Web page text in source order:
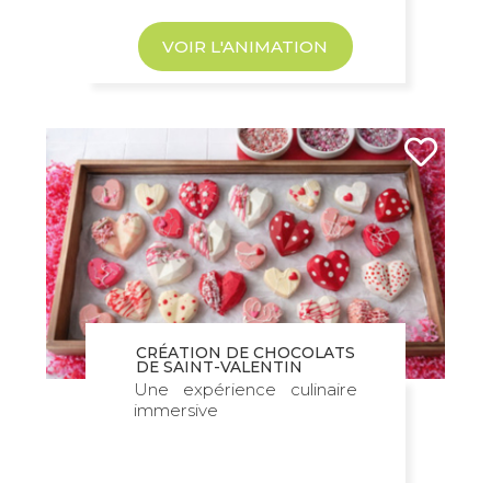
VOIR L'ANIMATION
CRÉATION DE CHOCOLATS
DE SAINT-VALENTIN
Une expérience culinaire
immersive